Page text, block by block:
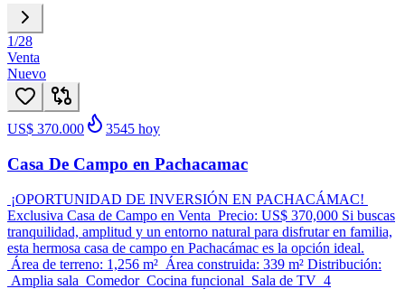
1/28
Venta
Nuevo
US$ 370.000 3545 hoy
Casa De Campo en Pachacamac
¡OPORTUNIDAD DE INVERSIÓN EN PACHACÁMAC!
Exclusiva Casa de Campo en Venta Precio: US$ 370,000 Si buscas
tranquilidad, amplitud y un entorno natural para disfrutar en familia,
esta hermosa casa de campo en Pachacámac es la opción ideal.
Área de terreno: 1,256 m² Área construida: 339 m² Distribución:
Amplia sala Comedor Cocina funcional Sala de TV 4